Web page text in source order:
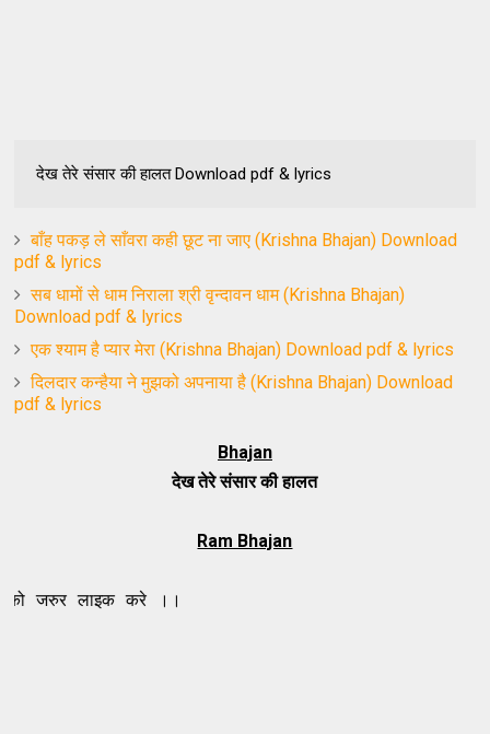
देख तेरे संसार की हालत Download pdf & lyrics
बाँह पकड़ ले साँवरा कही छूट ना जाए (Krishna Bhajan) Download
pdf & lyrics
सब धामों से धाम निराला श्री वृन्दावन धाम (Krishna Bhajan)
Download pdf & lyrics
एक श्याम है प्यार मेरा (Krishna Bhajan) Download pdf & lyrics
दिलदार कन्हैया ने मुझको अपनाया है (Krishna Bhajan) Download
pdf & lyrics
Bhajan
देख तेरे संसार की हालत
Ram Bhajan
करे ।।